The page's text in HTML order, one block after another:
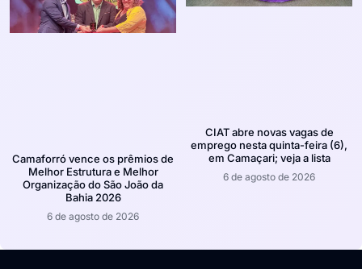
Camaforró vence os prêmios de
Melhor Estrutura e Melhor
Organização do São João da
Bahia 2026
6 de agosto de 2026
CIAT abre novas vagas de
emprego nesta quinta-feira (6),
em Camaçari; veja a lista
6 de agosto de 2026